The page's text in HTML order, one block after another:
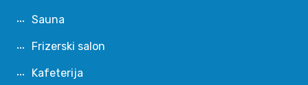
Sauna
Frizerski salon
Kafeterija